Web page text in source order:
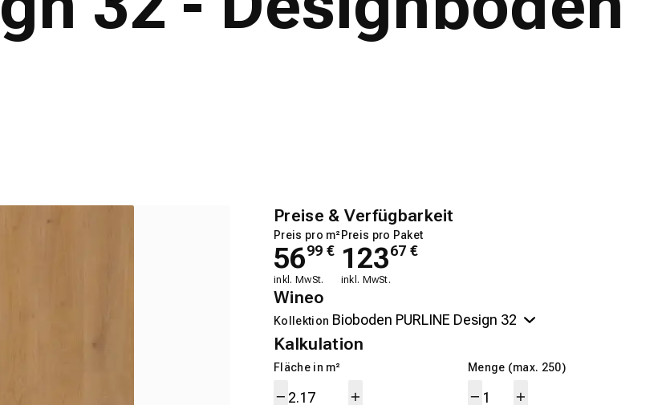
Preise & Verfügbarkeit
Preis pro m²
5699 €
inkl. MwSt.
Preis pro Paket
12367 €
inkl. MwSt.
Wineo
Kollektion
Kalkulation
Fläche in m² Menge (max. 250)